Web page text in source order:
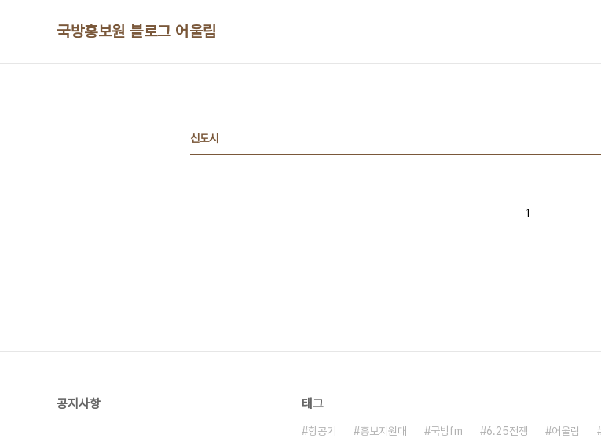
국방홍보원 블로그 어울림
신도시
1
공지사항 태그
항공기 홍보지원대 국방fm 6.25전쟁 어울림